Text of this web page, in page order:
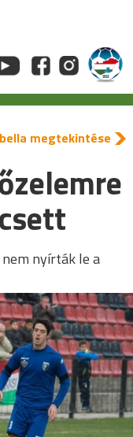
megtekintése
nyírták le a